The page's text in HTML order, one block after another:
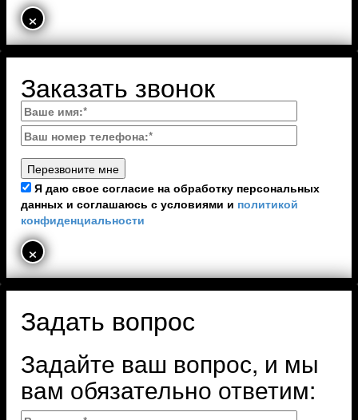
×
Заказать звонок
Я даю свое согласие на обработку персональных
данных и соглашаюсь с условиями и политикой
конфиденциальности
×
Задать вопрос
Задайте ваш вопрос, и мы
вам обязательно ответим: